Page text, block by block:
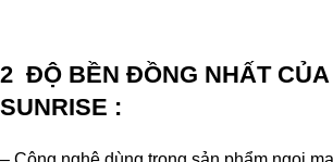
2 ĐỘ BỀN ĐỒNG NHẤT
SUNRISE :